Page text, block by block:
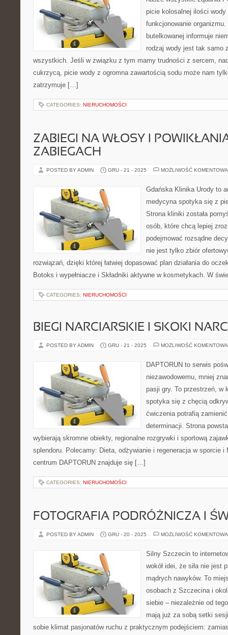
picie kolosalnej ilości wody
funkcjonowanie
butelkowanej informuje
rodzaj wody jest tak samo
wszystkich. Jeśli w związku z tym mamy trudności z sercem,
cukrzycą, picie wody z ogromna zawartością sodu może nam
zatrzymuje […]
CATEGORIES: NIERUCHOMOŚCI
ZABIEGI NA WŁOSY I
ZABIEGACH
POSTED BY ADMIN GRU - 21 - 2025 MOŻLIWOŚĆ
Gdańska Klinika Urody to
medycyna spotyka się z
Strona kliniki została
osób, które chcą lepiej
podejmować rozsądne
nie jest tylko zbiór
rozwiązań, dzięki której łatwiej dopasować plan działania do
Botoks i wypełniacze i Składniki aktywne w kosmetykach. W
CATEGORIES: NIERUCHOMOŚCI
BIEGI NARCIARSKIE I SKOKI
POSTED BY ADMIN GRU - 21 - 2025 MOŻLIWOŚĆ
DAPTORUN to serwis
niezawodowemu, mniej
pasji gry. To przestrzeń, w
spotyka się z chęcią
ćwiczenia potrafią
determinacji. Strona
wybierają skromne obiekty, regionalne rozgrywki i sportową
splendoru. Polecamy: Dieta, odżywianie i regeneracja w sporcie i
centrum DAPTORUN znajduje się […]
CATEGORIES: NIERUCHOMOŚCI
FOTOGRAFIA PODRÓŻNICZA I
POSTED BY ADMIN GRU - 20 - 2025 MOŻLIWOŚĆ
Silny Szczecin to
wokół idei, że siła nie jest
mądrych nawyków. To
osobach z Szczecina i
siebie – niezależnie od
mają już za sobą setki
sobie klimat pasjonatów ruchu z praktycznym podejściem: